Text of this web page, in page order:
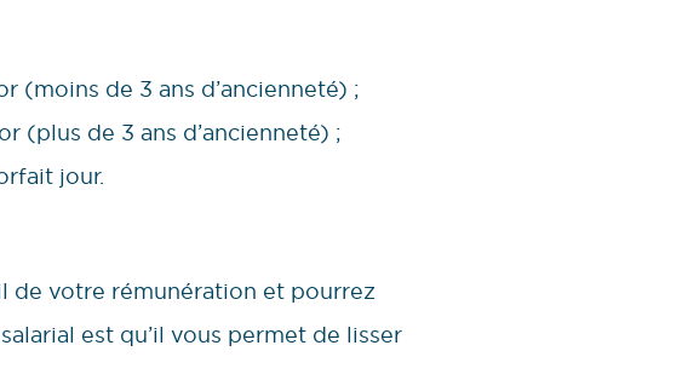
(moins de 3 ans d’ancienneté) ;
(plus de 3 ans d’ancienneté) ;
jour.
de votre rémunération et pourrez
est qu’il vous permet de lisser